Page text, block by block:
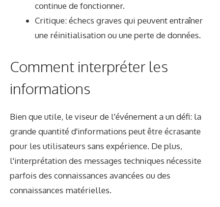
continue de fonctionner.
Critique: échecs graves qui peuvent entraîner
une réinitialisation ou une perte de données.
Comment interpréter les
informations
Bien que utile, le viseur de l'événement a un défi: la
grande quantité d'informations peut être écrasante
pour les utilisateurs sans expérience. De plus,
l'interprétation des messages techniques nécessite
parfois des connaissances avancées ou des
connaissances matérielles.